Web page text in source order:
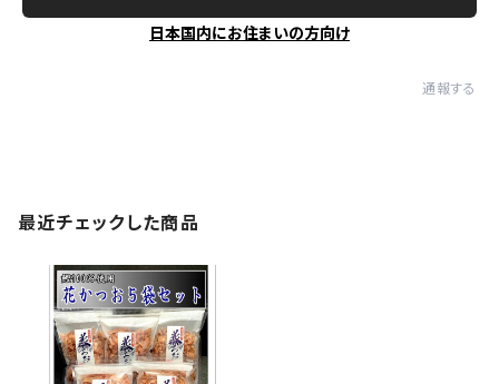
日本国内にお住まいの方向け
通報する
最近チェックした商品